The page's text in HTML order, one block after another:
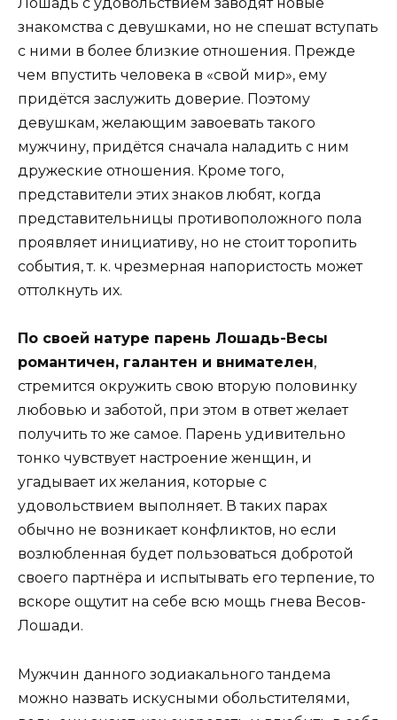
знакомства с девушками, но не спешат вступать
с ними в более близкие отношения. Прежде
чем впустить человека в «свой мир», ему
придётся заслужить доверие. Поэтому
девушкам, желающим завоевать такого
мужчину, придётся сначала наладить с ним
дружеские отношения. Кроме того,
представители этих знаков любят, когда
представительницы противоположного пола
проявляет инициативу, но не стоит торопить
события, т. к. чрезмерная напористость может
оттолкнуть их.
По своей натуре парень Лошадь-Весы
романтичен, галантен и внимателен,
стремится окружить свою вторую половинку
любовью и заботой, при этом в ответ желает
получить то же самое. Парень удивительно
тонко чувствует настроение женщин, и
угадывает их желания, которые с
удовольствием выполняет. В таких парах
обычно не возникает конфликтов, но если
возлюбленная будет пользоваться добротой
своего партнёра и испытывать его терпение, то
вскоре ощутит на себе всю мощь гнева Весов-
Лошади.
Мужчин данного зодиакального тандема
можно назвать искусными обольстителями,